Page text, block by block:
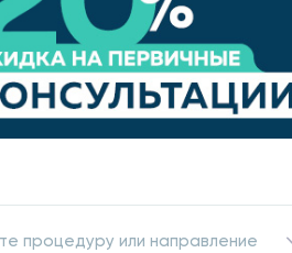
процедуру или направление